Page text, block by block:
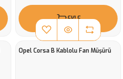
EKLE
Opel Corsa B Kablolu Fan Müşürü